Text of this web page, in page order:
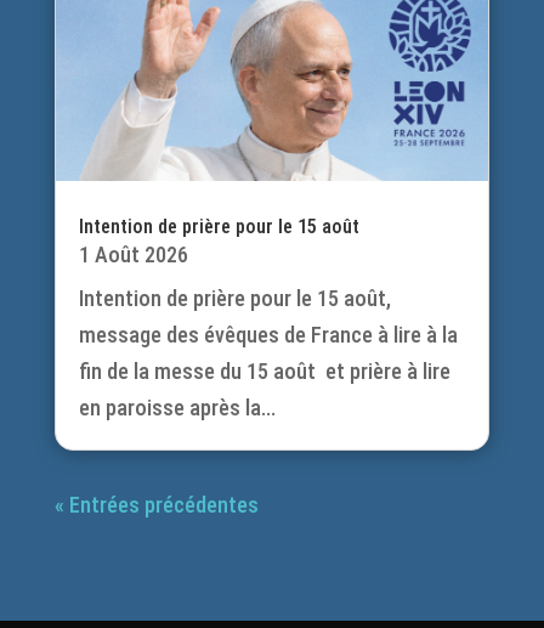
Intention de prière pour le 15 août
1 Août 2026
Intention de prière pour le 15 août,
message des évêques de France à lire à la
fin de la messe du 15 août et prière à lire
en paroisse après la...
« Entrées précédentes